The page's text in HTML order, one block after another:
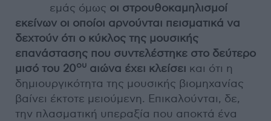
εμάς όμως οι στρουθοκαμηλισμοί
εκείνων οι οποίοι αρνούνται πεισματικά να
δεχτούν ότι ο κύκλος της μουσικής
επανάστασης που συντελέστηκε στο δεύτερο
μισό του 20ου αιώνα έχει κλείσει και ότι η
δημιουργικότητα της μουσικής βιομηχανίας
βαίνει έκτοτε μειούμενη. Επικαλούνται, δε,
την πλασματική υπεραξία που αποκτά ένα